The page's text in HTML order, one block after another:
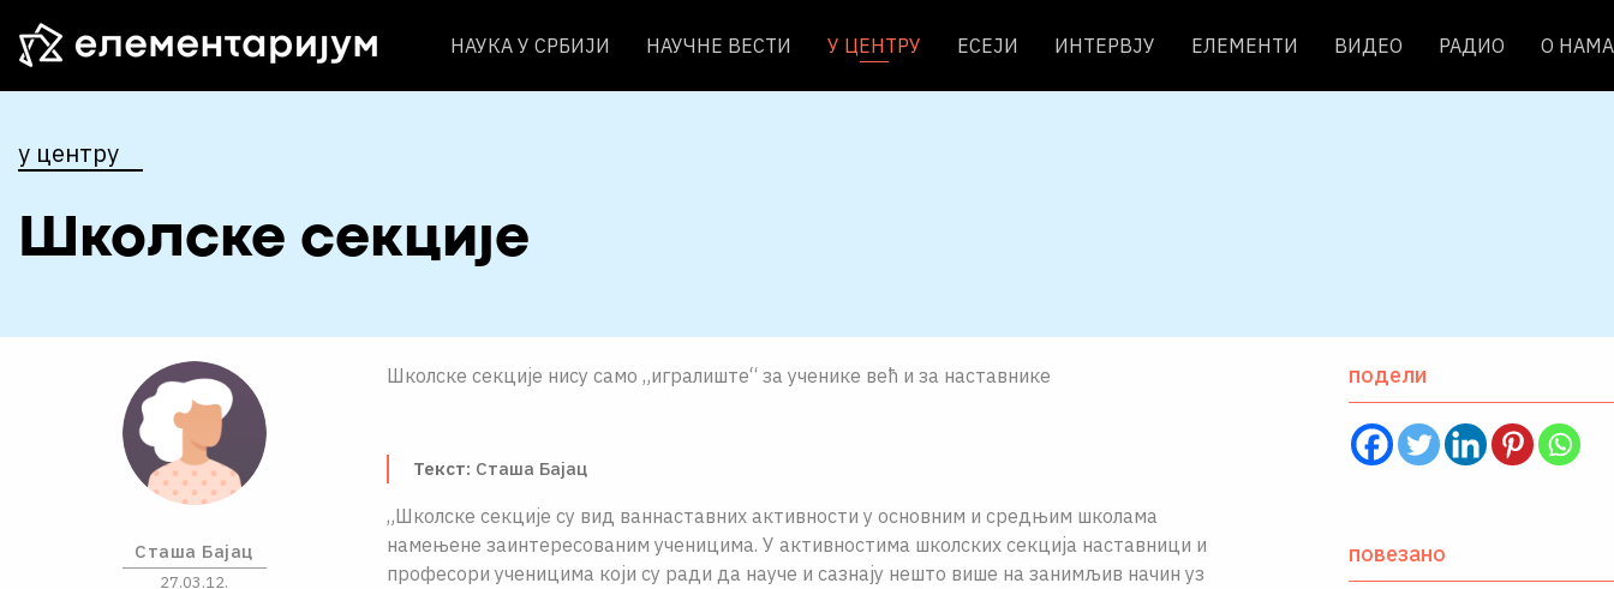
НАУКА У СРБИЈИ НАУЧНЕ ВЕСТИ У ЦЕНТРУ ЕСЕЈИ ИНТЕРВЈУ ЕЛЕМЕНТИ ВИДЕО РАДИО О НАМА
у центру
Школске секције
Школске секције нису само „игралиште“ за ученике већ и за наставнике
Текст: Сташа Бајац
„Школске секције су вид ваннаставних активности у основним и средњим школама
намењене заинтересованим ученицима. У активностима школских секција наставници и
професори ученицима који су ради да науче и сазнају нешто више на занимљив начин уз
Сташа Бајац
27.03.12.
подели
повезано